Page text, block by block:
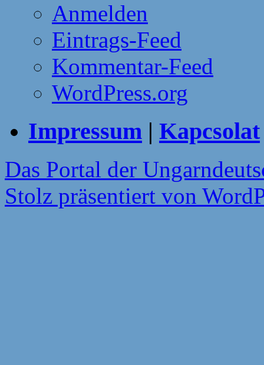
Anmelden
Eintrags-Feed
Kommentar-Feed
WordPress.org
Impressum | Kapcsolat
Das Portal der
Stolz präsentiert von